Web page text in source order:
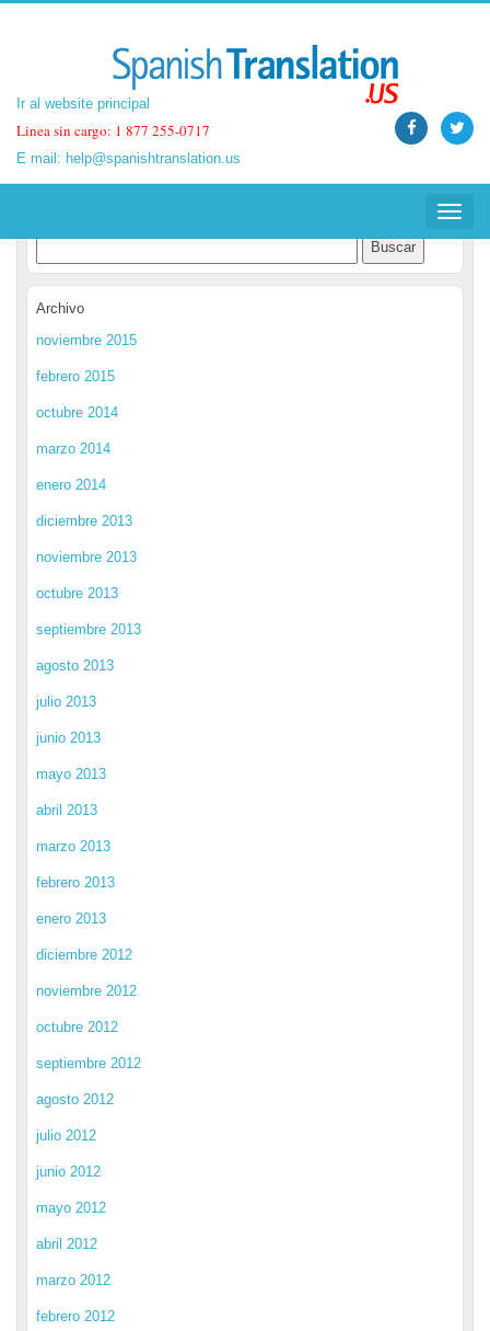
Ir al website principal
Linea sin cargo: 1 877 255-0717
E mail: help@spanishtranslation.us
Toggle
Ir al website principal
Linea sin cargo: 1 877 255-0717
E mail: help@spanishtranslation.us
Toggle
Spanish Translation Blog
Archivo
noviembre 2015
febrero 2015
octubre 2014
marzo 2014
enero 2014
diciembre 2013
noviembre 2013
octubre 2013
septiembre 2013
agosto 2013
julio 2013
junio 2013
mayo 2013
abril 2013
marzo 2013
febrero 2013
enero 2013
diciembre 2012
noviembre 2012
octubre 2012
septiembre 2012
agosto 2012
julio 2012
junio 2012
mayo 2012
abril 2012
marzo 2012
febrero 2012